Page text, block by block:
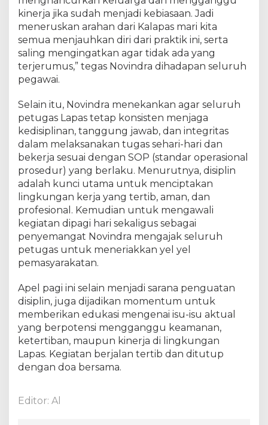
a
h
a
a
J
o
l
d
a
n
T
a
n
k
a
n
D
s
i
p
l
n
T
u
kinerja jika sudah menjadi kebiasaan. Jadi
meneruskan arahan dari Kalapas mari kita
semua menjauhkan diri dari praktik ini, serta
saling mengingatkan agar tidak ada yang
terjerumus,” tegas Novindra dihadapan seluruh
pegawai.
Selain itu, Novindra menekankan agar seluruh
petugas Lapas tetap konsisten menjaga
kedisiplinan, tanggung jawab, dan integritas
dalam melaksanakan tugas sehari-hari dan
bekerja sesuai dengan SOP (standar operasional
prosedur) yang berlaku. Menurutnya, disiplin
adalah kunci utama untuk menciptakan
lingkungan kerja yang tertib, aman, dan
profesional. Kemudian untuk mengawali
kegiatan dipagi hari sekaligus sebagai
penyemangat Novindra mengajak seluruh
petugas untuk meneriakkan yel yel
pemasyarakatan.
Apel pagi ini selain menjadi sarana penguatan
disiplin, juga dijadikan momentum untuk
memberikan edukasi mengenai isu-isu aktual
yang berpotensi mengganggu keamanan,
ketertiban, maupun kinerja di lingkungan
Lapas. Kegiatan berjalan tertib dan ditutup
dengan doa bersama.
Editor: Al